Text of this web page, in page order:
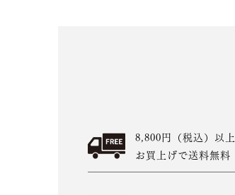
8,800円（税込）以上
お買上げで送料無料